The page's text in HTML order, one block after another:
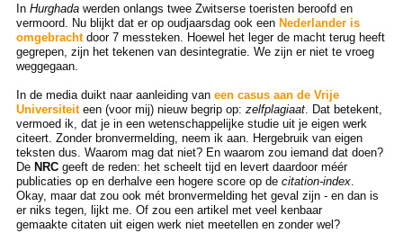
InHurghadawerden onlangs twee Zwitserse toeristen beroofd en
vermoord. Nu blijkt dat er op oudjaarsdag ook een Nederlander is
omgebrachtdoor 7 messteken. Hoewel het leger de macht terug heeft
gegrepen, zijn het tekenen van desintegratie. We zijn er niet te vroeg
weggegaan.
In de media duikt naar aanleiding van een casus aan de Vrije
Universiteiteen (voor mij) nieuw begrip op: zelfplagiaat. Dat betekent,
vermoed ik, dat je in een wetenschappelijke studie uit je eigen werk
citeert. Zonder bronvermelding, neem ik aan. Hergebruik van eigen
teksten dus. Waarom mag dat niet? En waarom zou iemand dat doen?
De NRCgeeft de reden: het scheelt tijd en levert daardoor méér
publicaties op en derhalve een hogere score op de citation-index.
Okay, maar dat zou ook mét bronvermelding het geval zijn - en dan is
er niks tegen, lijkt me. Of zou een artikel met veel kenbaar
gemaakte citaten uit eigen werk niet meetellen en zonder wel?